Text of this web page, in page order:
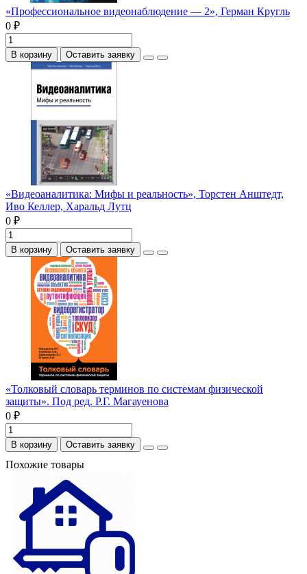
«Профессиональное видеонаблюдение — 2», Герман Кругль
0 ₽
В корзину Оставить заявку
«Видеоаналитика: Мифы и реальность», Торстен Анштедт,
Иво Келлер, Харальд Лутц
0 ₽
В корзину Оставить заявку
«Толковый словарь терминов по системам физической
защиты». Под ред. Р.Г. Магауенова
0 ₽
В корзину Оставить заявку
Похожие товары